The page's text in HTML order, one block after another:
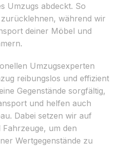
Umzugs abdeckt. So
während wir
deiner Möbel und
Umzugsexperten
reibungslos und effizient
Gegenstände sorgfältig,
und helfen auch
Dabei setzen wir auf
um den
Wertgegenstände zu